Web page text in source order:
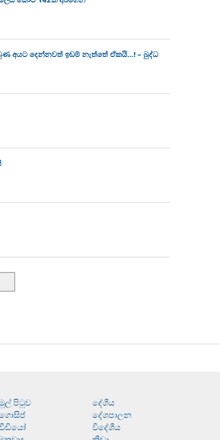
අයට දෙන්නවත් ඉඩම් නැත්තේ ඒකයි…! – බුද්ධ
පිටුව
දේශීය
දේශපාලන
විදේශීය